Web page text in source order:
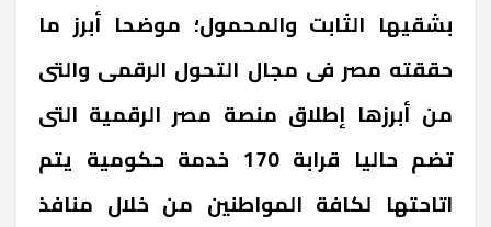
بشقيها الثابت والمحمول؛ موضحا أبرز ما
حققته مصر فى مجال التحول الرقمى والتى
من أبرزها إطلاق منصة مصر الرقمية التى
تضم حاليا قرابة 170 خدمة حكومية يتم
اتاحتها لكافة المواطنين من خلال منافذ